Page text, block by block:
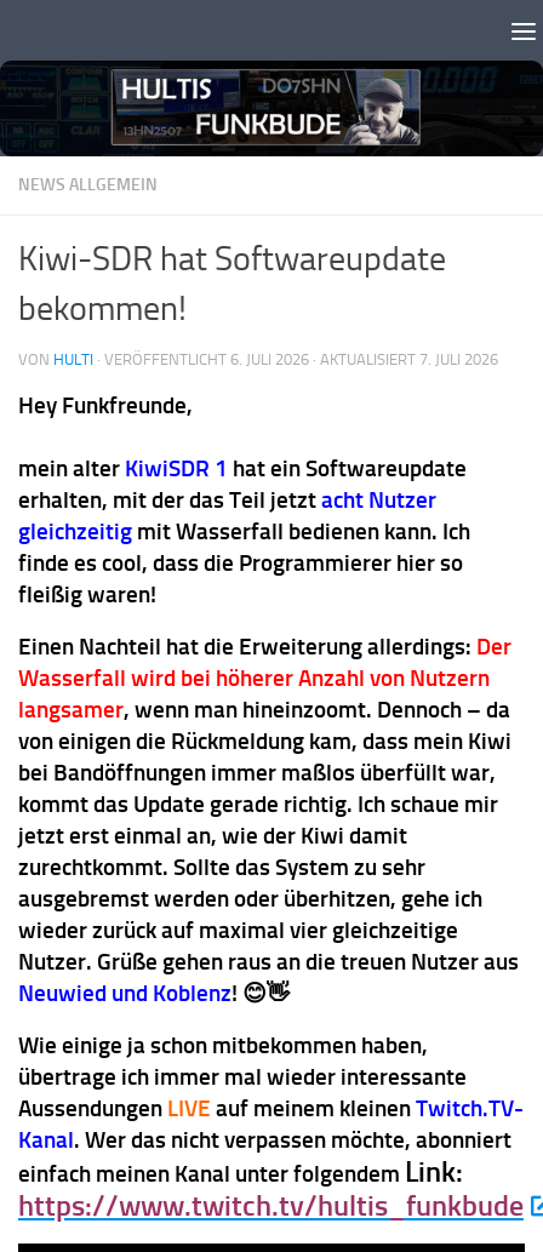
NEWS ALLGEMEIN
Kiwi-SDR hat Softwareupdate
bekommen!
VON HULTI · VERÖFFENTLICHT 6. JULI 2026 · AKTUALISIERT 7. JULI 2026
Hey Funkfreunde,
mein alter KiwiSDR 1 hat ein Softwareupdate
erhalten, mit der das Teil jetztacht Nutzer
gleichzeitig mit Wasserfall bedienen kann. Ich
finde es cool, dass die Programmierer hier so
fleißig waren!
Einen Nachteil hat die Erweiterung allerdings: Der
Wasserfall wird bei höherer Anzahl von Nutzern
langsamer, wenn man hineinzoomt. Dennoch – da
von einigen die Rückmeldung kam, dass mein Kiwi
bei Bandöffnungen immer maßlos überfüllt war,
kommt das Update gerade richtig. Ich schaue mir
jetzt erst einmal an, wie der Kiwi damit
zurechtkommt. Sollte das System zu sehr
ausgebremst werden oder überhitzen, gehe ich
wieder zurück auf maximal vier gleichzeitige
Nutzer. Grüße gehen raus an die treuen Nutzer aus
Neuwied und Koblenz! 😊👋
Wie einige ja schon mitbekommen haben,
übertrage ich immer mal wieder interessante
Aussendungen LIVE auf meinem kleinenTwitch.TV-
Kanal. Wer das nicht verpassen möchte, abonniert
einfach meinen Kanal unter folgendem Link:
https://www.twitch.tv/hultis_funkbude